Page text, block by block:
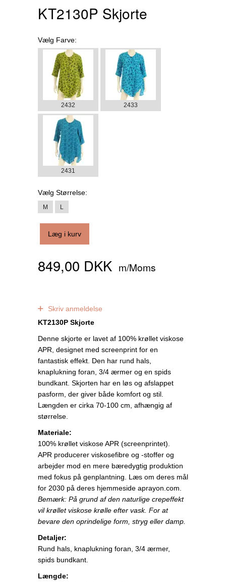
KT2130P Skjorte
Vælg Farve:
2432 2433
2431
Vælg Størrelse:
M L
Læg i kurv
849,00 DKK m/Moms
Skriv anmeldelse
KT2130P Skjorte
Denne skjorte er lavet af 100% krøllet viskose
APR, designet med screenprint for en
fantastisk effekt. Den har rund hals,
knaplukning foran, 3/4 ærmer og en spids
bundkant. Skjorten har en løs og afslappet
pasform, der giver både komfort og stil.
Længden er cirka 70-100 cm, afhængig af
størrelse.
Materiale:
100% krøllet viskose APR (screenprintet).
APR producerer viskosefibre og -stoffer og
arbejder mod en mere bæredygtig produktion
med fokus på genplantning. Læs om deres mål
for 2030 på deres hjemmeside aprayon.com.
Bemærk: På grund af den naturlige crepeffekt
vil krøllet viskose krølle efter vask. For at
bevare den oprindelige form, stryg eller damp.
Detaljer:
Rund hals, knaplukning foran, 3/4 ærmer,
spids bundkant.
Længde: